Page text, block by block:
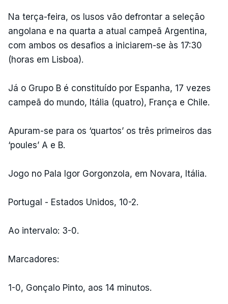
Na terça-feira, os lusos vão defrontar a seleção
angolana e na quarta a atual campeã Argentina,
com ambos os desafios a iniciarem-se às 17:30
(horas em Lisboa).
Já o Grupo B é constituído por Espanha, 17 vezes
campeã do mundo, Itália (quatro), França e Chile.
Apuram-se para os ‘quartos’ os três primeiros das
‘poules’ A e B.
Jogo no Pala Igor Gorgonzola, em Novara, Itália.
Portugal - Estados Unidos, 10-2.
Ao intervalo: 3-0.
Marcadores:
1-0, Gonçalo Pinto, aos 14 minutos.